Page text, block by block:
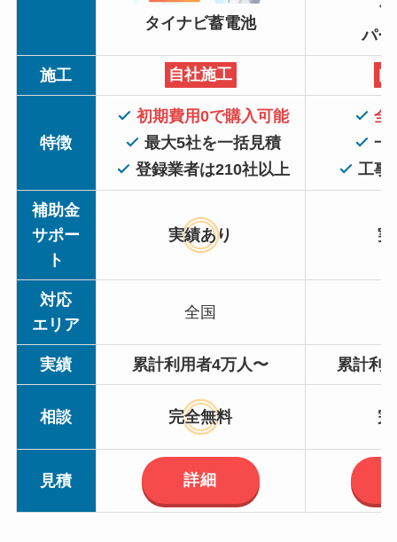
タイナビ蓄電池
パ
施工 自社施工
特徴
初期費用0で購入可能
最大5社を一括見積
登録業者は210社以上
全
一
工事
補助金
サポー
ト
実績あり 実
対応
エリア
全国
実績 累計利用者4万人〜 累計利
相談 完全無料
見積 詳細